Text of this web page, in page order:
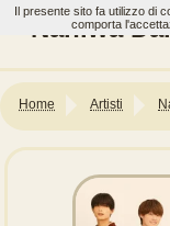
Naniwa
Home Artisti
Il presente sito fa utilizzo di
comporta